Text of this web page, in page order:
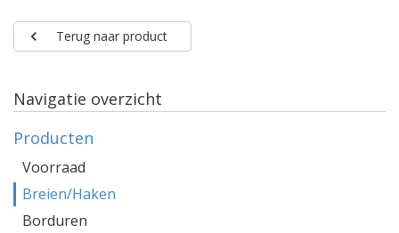
Terug naar product
Navigatie overzicht
Producten
Voorraad
Breien/Haken
Borduren